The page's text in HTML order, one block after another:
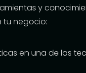
y
tu negocio:
en una de las